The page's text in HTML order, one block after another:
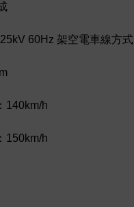
60Hz 架空電車線方式
140km/h
150km/h